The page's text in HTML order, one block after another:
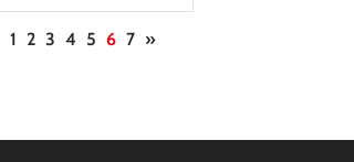
1 2 3 4 5 6 7 »